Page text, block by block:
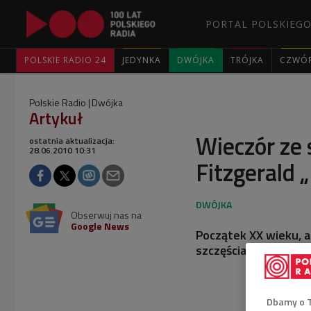
PORTAL
POLSKIE RADIO 24 JEDYNKA DWÓJKA TRÓJKA
Polskie Radio Dwójka
Artykuł
Wieczór
Fitzgerald
ostatnia aktualizacja:
28.06.2010 10:31
Obserwuj nas na
Google News
Początek XX wieku,
szczęścia.
Dbamy o